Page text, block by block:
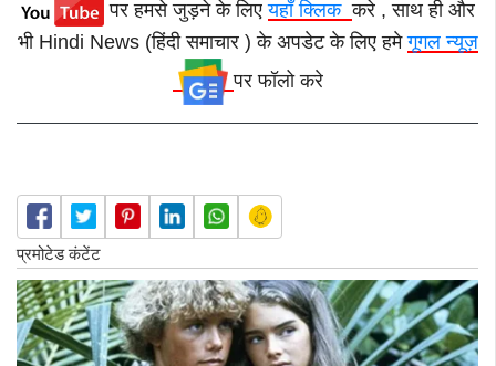
पर हमसे जुड़ने के लिएयहाँ क्लिककरे , साथ ही और
भी Hindi News (हिंदी समाचार ) के अपडेट के लिए हमेगूगल न्यूज़
पर फॉलो करे